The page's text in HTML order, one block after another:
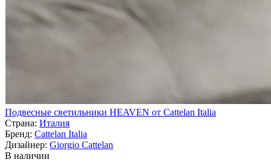
Подвесные светильники HEAVEN от Cattelan Italia
Страна: Италия
Бренд: Cattelan Italia
Дизайнер: Giorgio Cattelan
В наличии